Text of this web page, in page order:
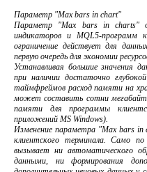
Параметр "Max bars in chart"
Параметр "Max bars in charts"
индикаторов и MQL5-программ
ограничение действует для
первую очередь для экономии
Устанавливая большие значения
при наличии достаточно
таймфреймов расход памяти на
может составить сотни мегабайт
памяти для программы
приложений MS Windows).
Изменение параметра "Max bars in
клиентского терминала. Само
вызывает ни автоматического
данными, ни формирования